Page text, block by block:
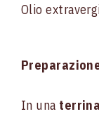
Olio
In una